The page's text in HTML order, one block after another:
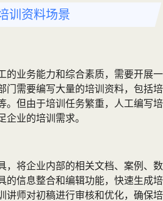
训资料场景
的业务能力和综合素质，需要开展一
门需要编写大量的培训资料，包括培
。但由于培训任务繁重，人工编写培
企业的培训需求。
，将企业内部的相关文档、案例、数
的信息整合和编辑功能，快速生成培
讲师对初稿进行审核和优化，确保培